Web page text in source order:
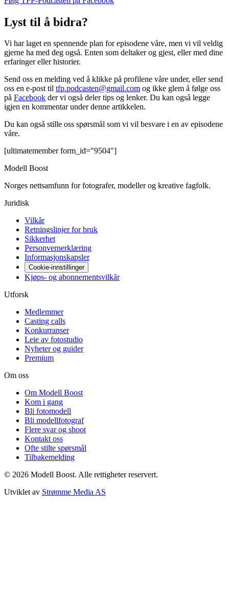
Lyst til å bidra?
Vi har laget en spennende plan for episodene våre, men vi vil veldig
gjerne ha med deg også. Enten som deltaker og gjest, eller med dine
erfaringer eller historier.
Send oss en melding ved å klikke på profilene våre under, eller send
oss en e-post til tfp.podcasten@gmail.com og ikke glem å følge oss
på Facebook der vi også deler tips og lenker. Du kan også legge
igjen en kommentar under denne artikkelen.
Du kan også stille oss spørsmål som vi vil besvare i en av episodene
våre.
[ultimatemember form_id="9504"]
Modell Boost
Norges nettsamfunn for fotografer, modeller og kreative fagfolk.
Juridisk
Vilkår
Retningslinjer for bruk
Sikkerhet
Personvernerklæring
Informasjonskapsler
Cookie-innstillinger
Kjøps- og abonnementsvilkår
Utforsk
Medlemmer
Casting calls
Konkurranser
Leie av fotostudio
Nyheter og guider
Premium
Om oss
Om Modell Boost
Kom i gang
Bli fotomodell
Bli modellfotograf
Flere svar og shoot
Kontakt oss
Ofte stilte spørsmål
Tilbakemelding
© 2026 Modell Boost. Alle rettigheter reservert.
Utviklet av Strømme Media AS